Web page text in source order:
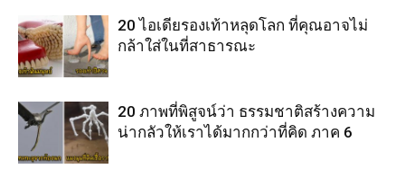
20 ไอเดียรองเท้าหลุดโลก ที่คุณอาจไม่
กล้าใส่ในที่สาธารณะ
20 ภาพที่พิสูจน์ว่า ธรรมชาติสร้างความ
น่ากลัวให้เราได้มากกว่าที่คิด ภาค 6